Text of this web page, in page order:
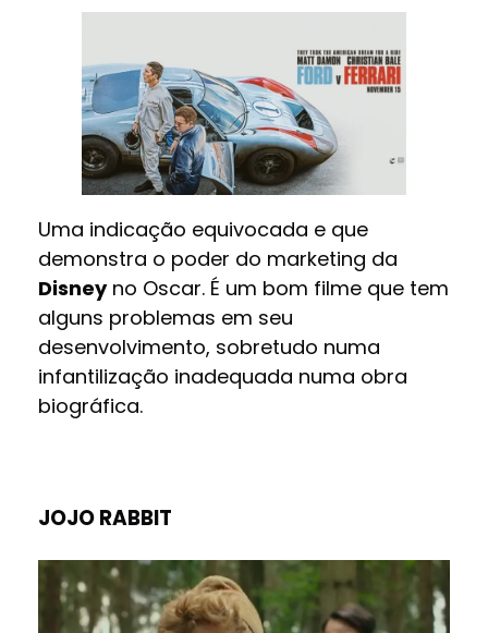
Uma indicação equivocada e que
demonstra o poder do marketing da
Disneyno Oscar. É um bom filme que tem
alguns problemas em seu
desenvolvimento, sobretudo numa
infantilização inadequada numa obra
biográfica.
JOJO RABBIT